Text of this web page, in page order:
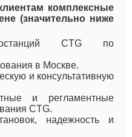
комплексные
(значительно ниже
CTG по
в Москве.
и консультативную
и регламентные
CTG.
надежность и